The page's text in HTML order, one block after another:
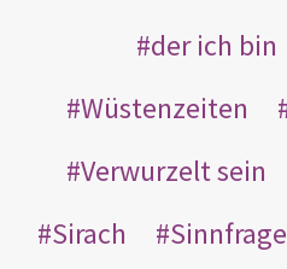
der ich bin
Wüstenzeiten
Verwurzelt sein
Sirach
Sinnfrage